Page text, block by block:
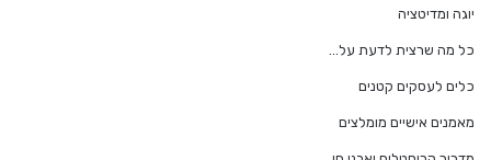
יוגה ומדיטציה
כל מה שרצית לדעת על…
כלים לעסקים קטנים
מאמנים אישיים מומלצים